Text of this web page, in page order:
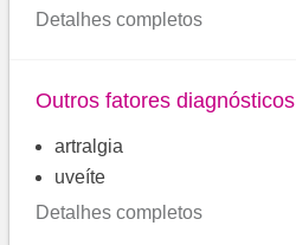
Detalhes completos
Outros fatores diagnósticos
artralgia
uveíte
Detalhes completos